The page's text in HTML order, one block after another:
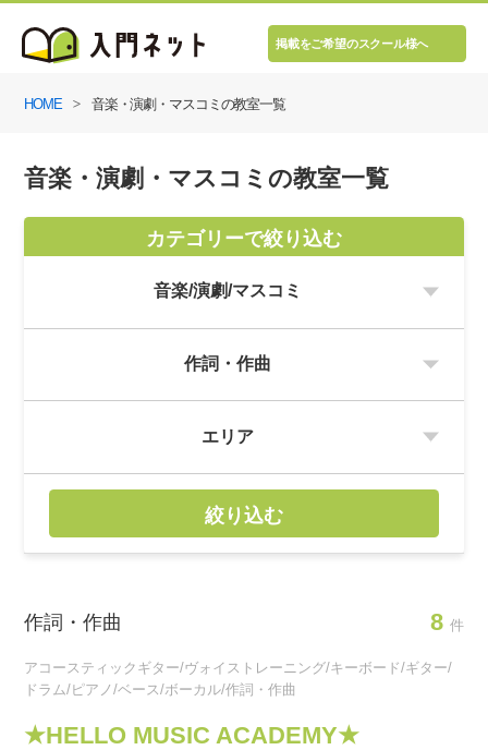
掲載をご希望のスクール様へ
HOME 音楽・演劇・マスコミの教室一覧
音楽・演劇・マスコミの教室一覧
カテゴリーで絞り込む
絞り込む
作詞・作曲 8 件
アコースティックギター/ヴォイストレーニング/キーボード/ギター/
ドラム/ピアノ/ベース/ボーカル/作詞・作曲
★HELLO MUSIC ACADEMY★